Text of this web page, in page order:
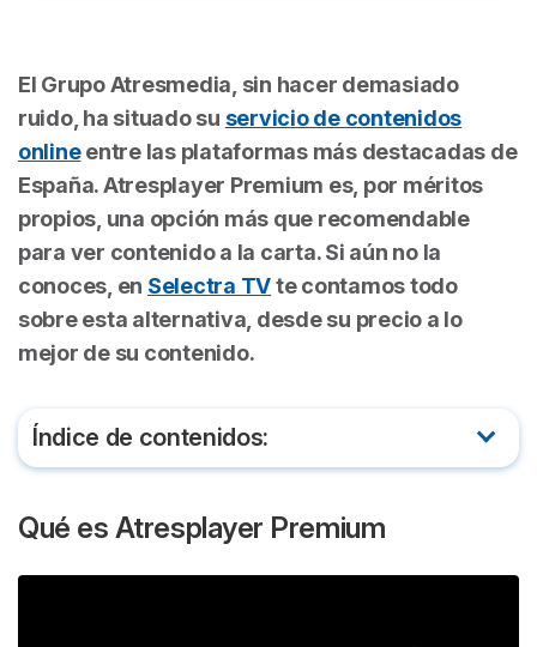
Series y películas de Atresplayer Premium
Precio de Atresplayer Premium: ¿Cuánto cuesta?
¿Puedo tener Atresplayer Premium gratis?
Dispositivos donde ver Atresplayer Premium
El Grupo Atresmedia, sin hacer demasiado
ruido, ha situado su servicio de contenidos
onlineentre las plataformas más destacadas de
España. Atresplayer Premium es, por méritos
propios, una opción más que recomendable
para ver contenido a la carta. Si aún no la
conoces, en Selectra TVte contamos todo
sobre esta alternativa, desde su precio a lo
mejor de su contenido.
Índice de contenidos:
Series y películas de Atresplayer Premium
Qué es Atresplayer Premium